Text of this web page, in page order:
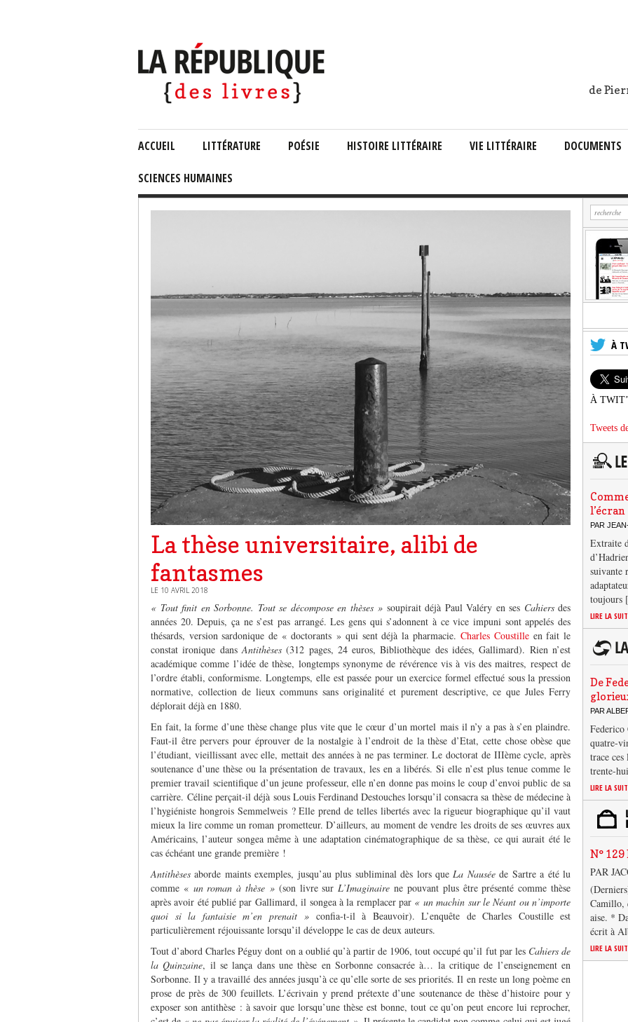
de
ACCUEIL LITTÉRATURE POÉSIE HISTOIRE LITTÉRAIRE VIE LITTÉRAIRE DOCUMENTS
SCIENCES HUMAINES
La thèse universitaire, alibi de
fantasmes
LE 10 AVRIL 2018
« Tout finit en Sorbonne. Tout se décompose en thèses » soupirait déjà Paul Valéry en ses Cahiersdes
années 20. Depuis, ça ne s’est pas arrangé. Les gens qui s’adonnent à ce vice impuni sont appelés des
thésards, version sardonique de « doctorants » qui sent déjà la pharmacie.Charles Coustilleen fait le
constat ironique dansAntithèses(312 pages, 24 euros, Bibliothèque des idées, Gallimard). Rien n’est
académique comme l’idée de thèse, longtemps synonyme de révérence vis à vis des maitres, respect de
l’ordre établi, conformisme. Longtemps, elle est passée pour un exercice formel effectué sous la pression
normative, collection de lieux communs sans originalité et purement descriptive, ce que Jules Ferry
déplorait déjà en 1880.
En fait, la forme d’une thèse change plus vite que le cœur d’un mortel mais il n’y a pas à s’en plaindre.
Faut-il être pervers pour éprouver de la nostalgie à l’endroit de la thèse d’Etat, cette chose obèse que
l’étudiant, vieillissant avec elle, mettait des années à ne pas terminer. Le doctorat de IIIème cycle, après
soutenance d’une thèse ou la présentation de travaux, les en a libérés. Si elle n’est plus tenue comme le
premier travail scientifique d’un jeune professeur, elle n’en donne pas moins le coup d’envoi public de sa
carrière. Céline perçait-il déjà sous Louis Ferdinand Destouches lorsqu’il consacra sa thèse de médecine à
l’hygiéniste hongrois Semmelweis ? Elle prend de telles libertés avec la rigueur biographique qu’il vaut
mieux la lire comme un roman prometteur. D’ailleurs, au moment de vendre les droits de ses œuvres aux
Américains, l’auteur songea même à une adaptation cinématographique de sa thèse, ce qui aurait été le
cas échéant une grande première !
Antithèses aborde maints exemples, jusqu’au plus subliminal dès lors queLa Nauséede Sartre a été lu
comme « un roman à thèse »(son livre surL’Imaginaire ne pouvant plus être présenté comme thèse
après avoir été publié par Gallimard, il songea à la remplacer par « un machin sur le Néant ou n’importe
quoi si la fantaisie m’en prenait » confia-t-il à Beauvoir). L’enquête de Charles Coustille est
particulièrement réjouissante lorsqu’il développe le cas de deux auteurs.
Tout d’abord Charles Péguy dont on a oublié qu’à partir de 1906, tout occupé qu’il fut par les Cahiers de
la Quinzaine, il se lança dans une thèse en Sorbonne consacrée à… la critique de l’enseignement en
Sorbonne. Il y a travaillé des années jusqu’à ce qu’elle sorte de ses priorités. Il en reste un long poème en
prose de près de 300 feuillets. L’écrivain y prend prétexte d’une soutenance de thèse d’histoire pour y
exposer son antithèse : à savoir que lorsqu’une thèse est bonne, tout ce qu’on peut encore lui reprocher,
À
À
Tweets
l’écran
PAR
Extraite
suivante
LIRE LA
De
PAR
quatre-
trace
trente-
LIRE LA
N°
PAR
Camillo,
aise. *
écrit à
LIRE LA